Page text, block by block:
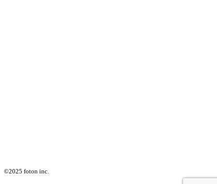
©2025 foton inc.